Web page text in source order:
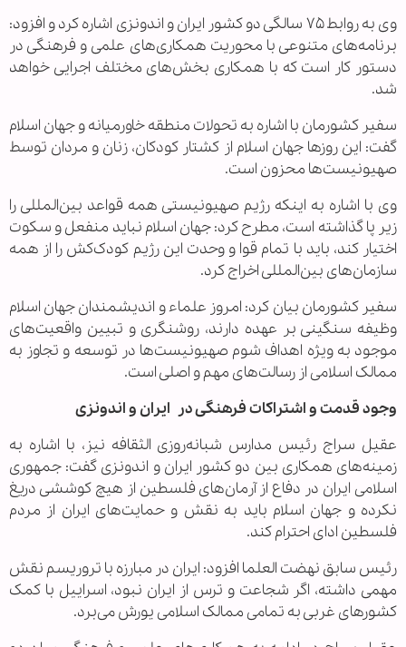
وی به روابط ۷۵ سالگی دو کشور ایران و اندونزی اشاره کرد و افزود:
برنامه‌های متنوعی با محوریت همکاری‌های علمی و فرهنگی در
دستور کار است که با همکاری بخش‌های مختلف اجرایی خواهد
شد.
سفیر کشورمان با اشاره به تحولات منطقه خاورمیانه و جهان اسلام
گفت: این روزها جهان اسلام از کشتار کودکان، زنان و مردان توسط
صهیونیست‌ها محزون است.
وی با اشاره به اینکه رژیم صهیونیستی همه قواعد بین‌المللی را
زیر پا گذاشته است، مطرح کرد: جهان اسلام نباید منفعل و سکوت
اختیار کند، باید با تمام قوا و وحدت این رژیم کودک‌کش را از همه
سازمان‌های بین‌المللی اخراج کرد.
سفیر کشورمان بیان کرد: امروز علماء و اندیشمندان جهان اسلام
وظیفه سنگینی بر عهده دارند، روشنگری و تبیین واقعیت‌های
موجود به ویژه اهداف شوم صهیونیست‌ها در توسعه و تجاوز به
ممالک اسلامی از رسالت‌های مهم و اصلی است.
وجود قدمت و اشتراکات فرهنگی در ایران و اندونزی
عقیل سراج رئیس مدارس شبانه‌روزی الثقافه نیز، با اشاره به
زمینه‌های همکاری بین دو کشور ایران و اندونزی گفت: جمهوری
اسلامی ایران در دفاع از آرمان‌های فلسطین از هیچ کوششی دریغ
نکرده و جهان اسلام باید به نقش و حمایت‌های ایران از مردم
فلسطین ادای احترام کند.
رئیس سابق نهضت العلما افزود: ایران در مبارزه با تروریسم نقش
مهمی داشته، اگر شجاعت و ترس از ایران نبود، اسراییل با کمک
کشورهای غربی به تمامی ممالک اسلامی یورش می‌برد.